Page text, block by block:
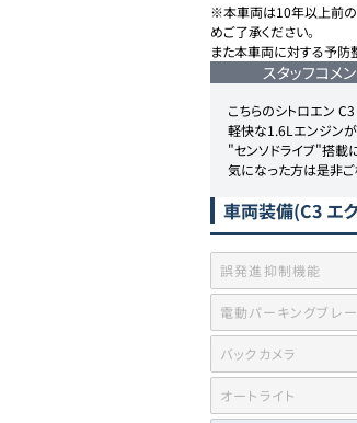
※本車両は10年以上前の
めご了承ください。
また本車両に対する予防
スタッフコメ
こちらのシトロエン
軽快な1.6Lエンジンが
"センソドライブ"搭載
気になった方は是非ご
車両装備(C3 エ
誤発進抑制機能
電動パーキングブレ
バックカメラ
オートライト